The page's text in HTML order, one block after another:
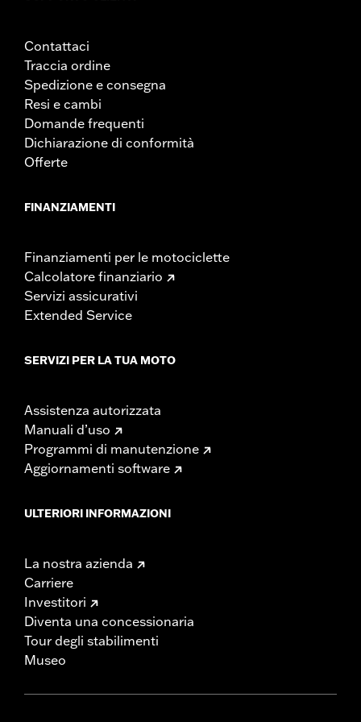
Contattaci
Traccia ordine
Spedizione e consegna
Resi e cambi
Domande frequenti
Dichiarazione di conformità
Offerte
FINANZIAMENTI
Finanziamenti per le motociclette
Calcolatore finanziario
Servizi assicurativi
Extended Service
SERVIZI PER LA TUA MOTO
Assistenza autorizzata
Manuali d’uso
Programmi di manutenzione
Aggiornamenti software
ULTERIORI INFORMAZIONI
La nostra azienda
Carriere
Investitori
Diventa una concessionaria
Tour degli stabilimenti
Museo